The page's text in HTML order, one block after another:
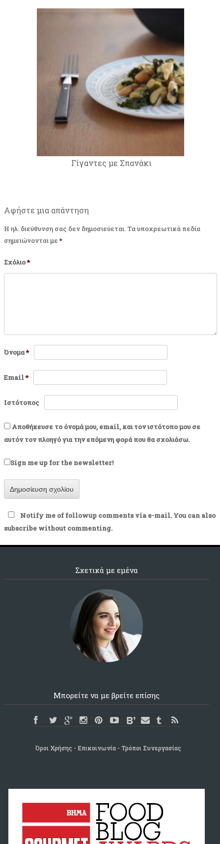
Γίγαντες με Σπανάκι
Αφήστε μια απάντηση
Η ηλ. διεύθυνση σας δεν δημοσιεύεται. Τα υποχρεωτικά πεδία
σημειώνονται με *
Σχόλιο*
Όνομα*
Email*
Ιστότοπος
Αποθήκευσε το όνομά μου, email, και τον ιστότοπο μου σε
αυτόν τον πλοηγό για την επόμενη φορά που θα σχολιάσω.
Sign me up for the newsletter!
Notify me of followup comments via e-mail. You can also
subscribe without commenting.
Σχετικά με εμένα
Μπορείτε να με βρείτε επίσης
Όροι Χρήσης Επικοινωνία Τρόποι Συνεργασίας